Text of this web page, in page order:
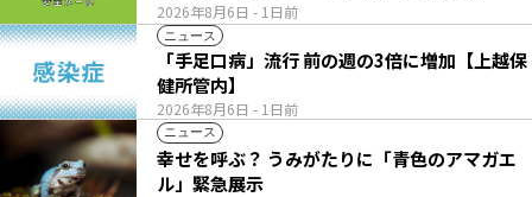
2026年8月6日 - 1日前
ニュース
2026年8月6日 - 1日前
「手足口病」流行 前の週の3倍に増加【上越保
健所管内】
ニュース
幸せを呼ぶ？ うみがたりに「青色のアマガエ
ル」緊急展示